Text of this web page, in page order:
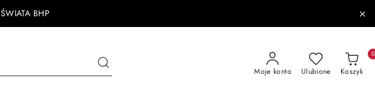
BHP
Moje konto Ulubione Koszyk
0